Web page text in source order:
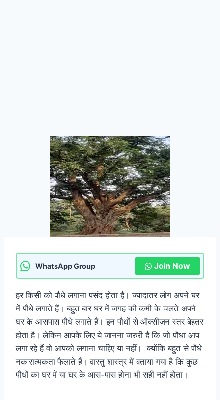
WhatsApp Group Join Now
हर किसी को पौधे लगाना पसंद होता है। ज्यादातर लोग अपने घर
में पौधे लगाते हैं। बहुत बार घर में जगह की कमी के चलते अपने
घर के आसपास पौधे लगाते हैं। इन पौधों से ऑक्सीजन स्तर बेहतर
होता है। लेकिन आपके लिए ये जानना जरुरी है कि जो पौधा आप
लगा रहे हैं वो आपको लगाना चाहिए या नहीं। क्योंकि बहुत से पौधे
नकारात्मकता फैलाते हैं। वास्तु शास्त्र में बताया गया है कि कुछ
पौधों का घर में या घर के आस-पास होना भी सही नहीं होता।